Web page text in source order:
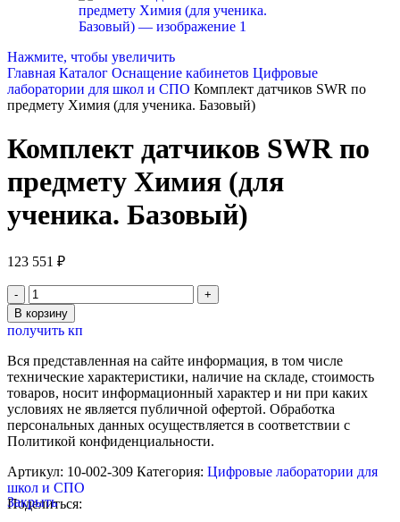
Нажмите, чтобы увеличить
Главная Каталог Оснащение кабинетов Цифровые
лаборатории для школ и СПО Комплект датчиков SWR по
предмету Химия (для ученика. Базовый)
Комплект датчиков SWR по
предмету Химия (для
ученика. Базовый)
123 551 ₽
Количество
товара
Комплект
датчиков
SWR
по
предмету
Химия
(для
ученика.
В корзину
получить кп
Вся представленная на сайте информация, в том числе
технические характеристики, наличие на складе, стоимость
товаров, носит информационный характер и ни при каких
условиях не является публичной офертой. Обработка
персональных данных осуществляется в соответствии с
Политикой конфиденциальности.
Артикул: 10-002-309 Категория: Цифровые лаборатории для
школ и СПО
Поделиться:
Закрыть